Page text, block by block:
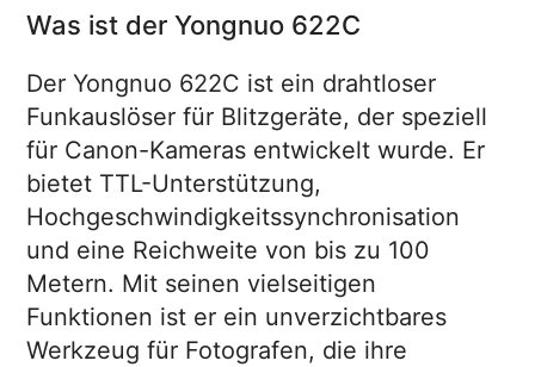
Was ist der Yongnuo 622C
Der Yongnuo 622C ist ein drahtloser
Funkauslöser für Blitzgeräte, der speziell
für Canon-Kameras entwickelt wurde. Er
bietet TTL-Unterstützung,
Hochgeschwindigkeitssynchronisation
und eine Reichweite von bis zu 100
Metern. Mit seinen vielseitigen
Funktionen ist er ein unverzichtbares
Werkzeug für Fotografen, die ihre